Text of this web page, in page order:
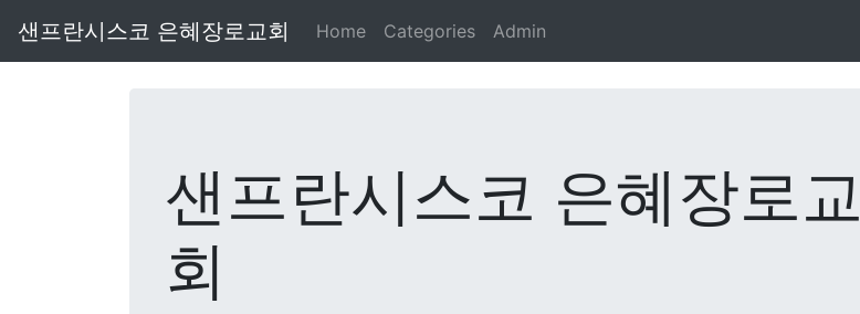
샌프란시스코 은혜장로교회 Home Categories Admin
샌프란시스코 은혜장로교
회